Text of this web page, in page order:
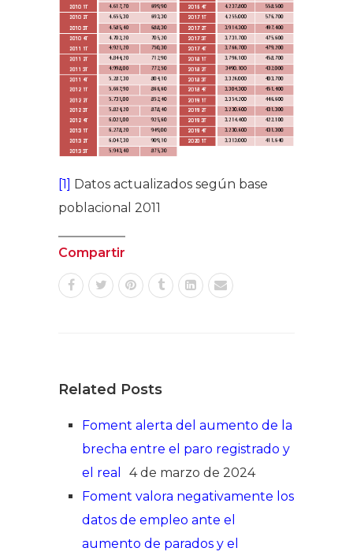
[1] Datos actualizados según base
poblacional 2011
Compartir
Related Posts
Foment alerta del aumento de la
brecha entre el paro registrado y
el real
4 de marzo de 2024
Foment valora negativamente los
datos de empleo ante el
aumento de parados y el